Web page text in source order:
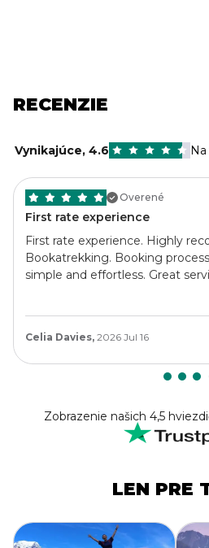
RECENZIE
Vynikajúce,4.6
Overené
First rate experience
First rate experience. Highly
Bookatrekking. Booking
simple and
Celia Davies, 2026 Jul 16
Zobrazenie našich 4,5
LEN PRE